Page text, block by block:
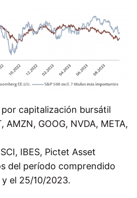
capitalización bursátil
AMZN, GOOG, NVDA, META,
IBES, Pictet Asset
del período comprendido
el 25/10/2023.